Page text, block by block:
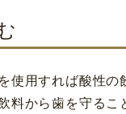
使用すれば酸性
料から歯を守る